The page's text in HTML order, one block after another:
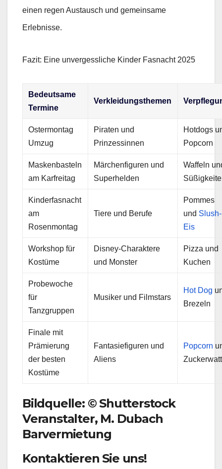
einen regen Austausch und gemeinsame
Erlebnisse.
Fazit: Eine unvergessliche Kinder Fasnacht 2025
Bedeutsame
Termine
Verkleidungsthemen
Ostermontag
Umzug
Piraten und
Prinzessinnen
Hotdogs
Popcorn
Maskenbasteln
am Karfreitag
Märchenfiguren und
Superhelden
Waffeln
Kinderfasnacht
am
Rosenmontag
Tiere und Berufe
Pommes
und Slush-
Eis
Workshop für
Kostüme
Disney-Charaktere
und Monster
Pizza und
Kuchen
Probewoche
für
Tanzgruppen
Musiker und Filmstars
Hot Dog
Brezeln
Finale mit
Prämierung
der besten
Kostüme
Fantasiefiguren und
Aliens
Popcorn
Bildquelle:© Shutterstock
Veranstalter, M. Dubach
Barvermietung
Kontaktieren Sie uns!